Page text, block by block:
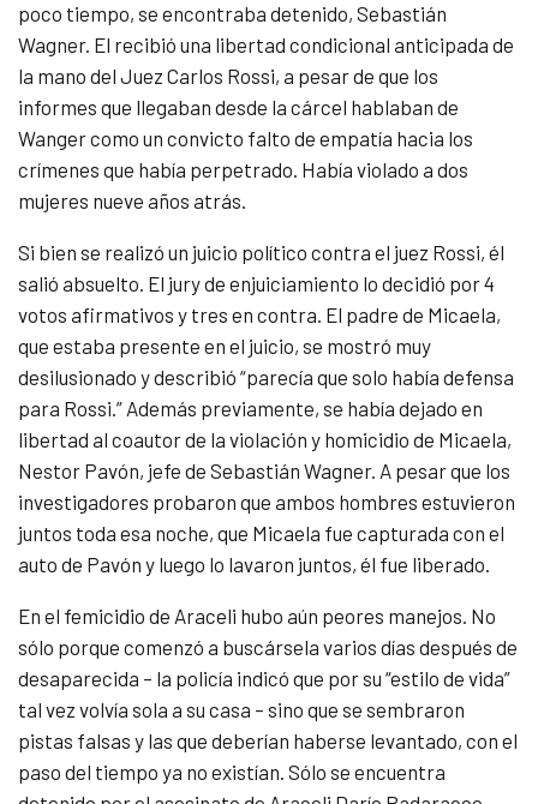
poco tiempo, se encontraba detenido, Sebastián
Wagner. El recibió una libertad condicional anticipada de
la mano del Juez Carlos Rossi, a pesar de que los
informes que llegaban desde la cárcel hablaban de
Wanger como un convicto falto de empatía hacia los
crímenes que había perpetrado. Había violado a dos
mujeres nueve años atrás.
Si bien se realizó un juicio político contra el juez Rossi, él
salió absuelto. El jury de enjuiciamiento lo decidió por 4
votos afirmativos y tres en contra. El padre de Micaela,
que estaba presente en el juicio, se mostró muy
desilusionado y describió “parecía que solo había defensa
para Rossi.” Además previamente, se había dejado en
libertad al coautor de la violación y homicidio de Micaela,
Nestor Pavón, jefe de Sebastián Wagner. A pesar que los
investigadores probaron que ambos hombres estuvieron
juntos toda esa noche, que Micaela fue capturada con el
auto de Pavón y luego lo lavaron juntos, él fue liberado.
En el femicidio de Araceli hubo aún peores manejos. No
sólo porque comenzó a buscársela varios días después de
desaparecida – la policía indicó que por su “estilo de vida”
tal vez volvía sola a su casa – sino que se sembraron
pistas falsas y las que deberían haberse levantado, con el
paso del tiempo ya no existían. Sólo se encuentra